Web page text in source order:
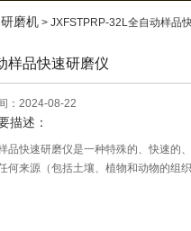
研磨机 > JXFSTPRP-32L全自动样品
样品快速研磨仪
：2024-08-22
描述：
品快速研磨仪是一种特殊的、快速的
何来源（包括土壤、植物和动物的组